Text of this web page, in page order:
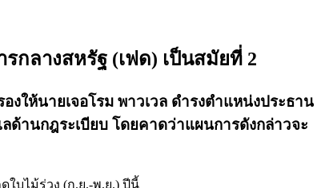
กลางสหรัฐ (เฟด) เป็นสมัยที่ 2
ให้นายเจอโรม พาวเวล ดำรงตำแหน่งประธาน
ด้านกฎระเบียบ โดยคาดว่าแผนการดังกล่าวจะ
ใบไม้ร่วง (ก.ย.-พ.ย.) ปีนี้